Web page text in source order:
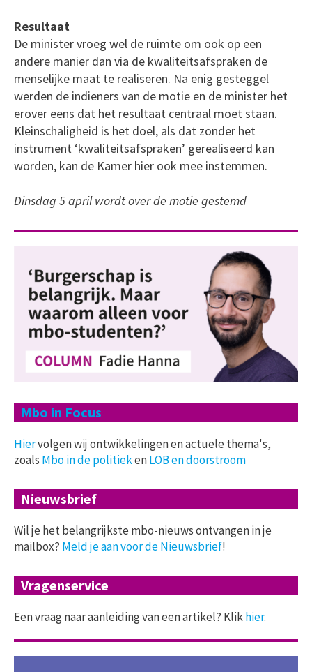
Resultaat
De minister vroeg wel de ruimte om ook op een
andere manier dan via de kwaliteitsafspraken de
menselijke maat te realiseren. Na enig gesteggel
werden de indieners van de motie en de minister het
erover eens dat het resultaat centraal moet staan.
Kleinschaligheid is het doel, als dat zonder het
instrument ‘kwaliteitsafspraken’ gerealiseerd kan
worden, kan de Kamer hier ook mee instemmen.
Dinsdag 5 april wordt over de motie gestemd
Mbo in Focus
Hiervolgen wij ontwikkelingen en actuele thema's,
zoals Mbo in de politiekenLOB en doorstroom
Nieuwsbrief
Wil je het belangrijkste mbo-nieuws ontvangen in je
mailbox? Meld je aan voor de Nieuwsbrief!
Vragenservice
Een vraag naar aanleiding van een artikel? Klikhier.